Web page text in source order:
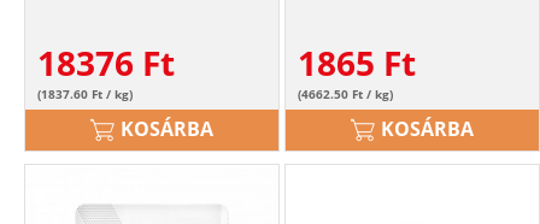
18376 Ft
(1837.60 Ft / kg)
KOSÁRBA
1865 Ft
(4662.50 Ft / kg)
KOSÁRBA